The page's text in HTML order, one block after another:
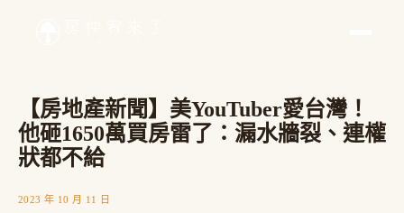
【房地產新聞】美YouTuber愛台灣！
他砸1650萬買房雷了：漏水牆裂、連權
狀都不給
2023 年 10 月 11 日